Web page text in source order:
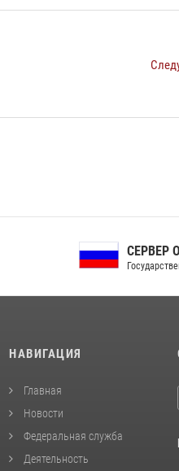
СЕРВЕР ОРГАНОВ
Государственной власти РФ
НАВИГАЦИЯ
Главная
Новости
Федеральная служба
Деятельность